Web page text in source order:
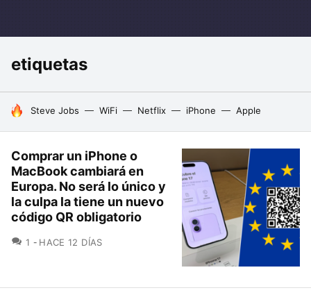
etiquetas
HOY SE HABLA DE
Steve Jobs WiFi Netflix iPhone Apple
Comprar un iPhone o
MacBook cambiará en
Europa. No será lo único y
la culpa la tiene un nuevo
código QR obligatorio
1 COMENTARIOS
HACE 12 DÍAS